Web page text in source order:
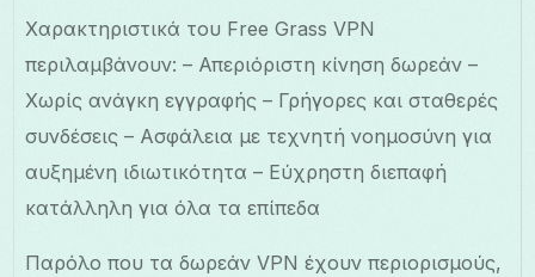
Χαρακτηριστικά του Free Grass VPN
περιλαμβάνουν: – Απεριόριστη κίνηση δωρεάν –
Χωρίς ανάγκη εγγραφής – Γρήγορες και σταθερές
συνδέσεις – Ασφάλεια με τεχνητή νοημοσύνη για
αυξημένη ιδιωτικότητα – Εύχρηστη διεπαφή
κατάλληλη για όλα τα επίπεδα
Παρόλο που τα δωρεάν VPN έχουν περιορισμούς,